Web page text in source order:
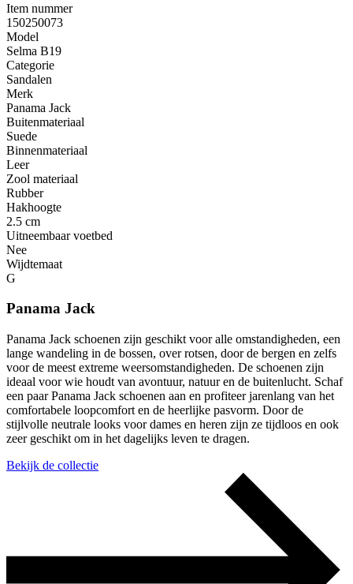
Item nummer
150250073
Model
Selma B19
Categorie
Sandalen
Merk
Panama Jack
Buitenmateriaal
Suede
Binnenmateriaal
Leer
Zool materiaal
Rubber
Hakhoogte
2.5 cm
Uitneembaar voetbed
Nee
Wijdtemaat
G
Panama Jack
Panama Jack schoenen zijn geschikt voor alle omstandigheden, een
lange wandeling in de bossen, over rotsen, door de bergen en zelfs
voor de meest extreme weersomstandigheden. De schoenen zijn
ideaal voor wie houdt van avontuur, natuur en de buitenlucht. Schaf
een paar Panama Jack schoenen aan en profiteer jarenlang van het
comfortabele loopcomfort en de heerlijke pasvorm. Door de
stijlvolle neutrale looks voor dames en heren zijn ze tijdloos en ook
zeer geschikt om in het dagelijks leven te dragen.
Bekijk de collectie